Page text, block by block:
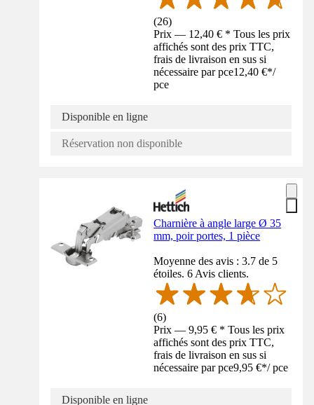
(26)
Prix — 12,40 € * Tous les prix
affichés sont des prix TTC,
frais de livraison en sus si
nécessaire par pce12,40 €*/
pce
Disponible en ligne
Réservation non disponible
Charnière à angle large Ø 35
mm, poir portes, 1 pièce
Moyenne des avis : 3.7 de 5
étoiles. 6 Avis clients.
(6)
Prix — 9,95 € * Tous les prix
affichés sont des prix TTC,
frais de livraison en sus si
nécessaire par pce9,95 €*/ pce
Disponible en ligne